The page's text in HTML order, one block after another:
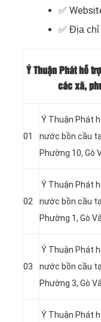
✅
✅ Địa chỉ
Ý Thuận Phát hỗ
các xã,
01
Ý Thuận Phát
nước bồn cầu
Phường 10, Gò
02
Ý Thuận Phát
nước bồn cầu
Phường 1, Gò
03
Ý Thuận Phát
nước bồn cầu
Phường 3, Gò
Ý Thuận Phát